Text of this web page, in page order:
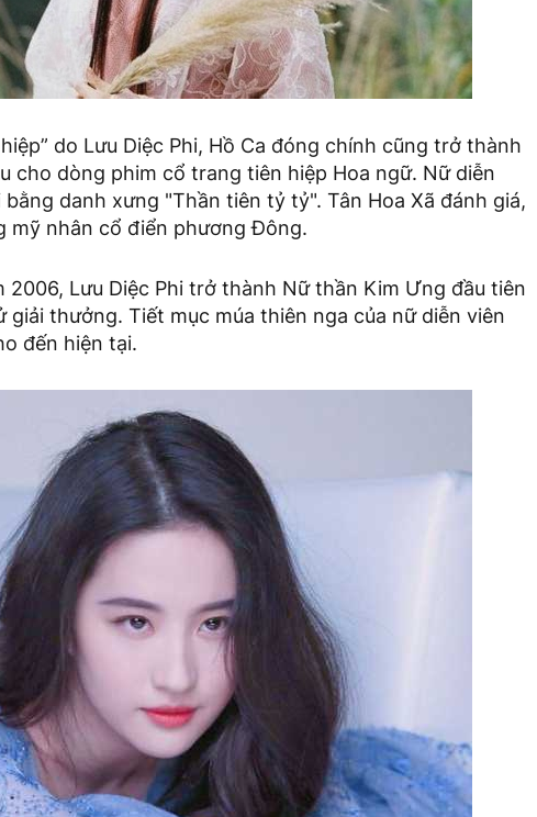
do Lưu Diệc Phi, Hồ Ca đóng chính cũng trở thành
cho dòng phim cổ trang tiên hiệp Hoa ngữ. Nữ diễn
danh xưng "Thần tiên tỷ tỷ". Tân Hoa Xã đánh giá,
mỹ nhân cổ điển phương Đông.
2006, Lưu Diệc Phi trở thành Nữ thần Kim Ưng đầu tiên
thưởng. Tiết mục múa thiên nga của nữ diễn viên
đến hiện tại.